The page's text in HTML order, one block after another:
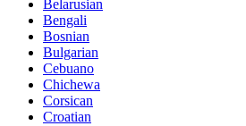
Belarusian
Bengali
Bosnian
Bulgarian
Cebuano
Chichewa
Corsican
Croatian